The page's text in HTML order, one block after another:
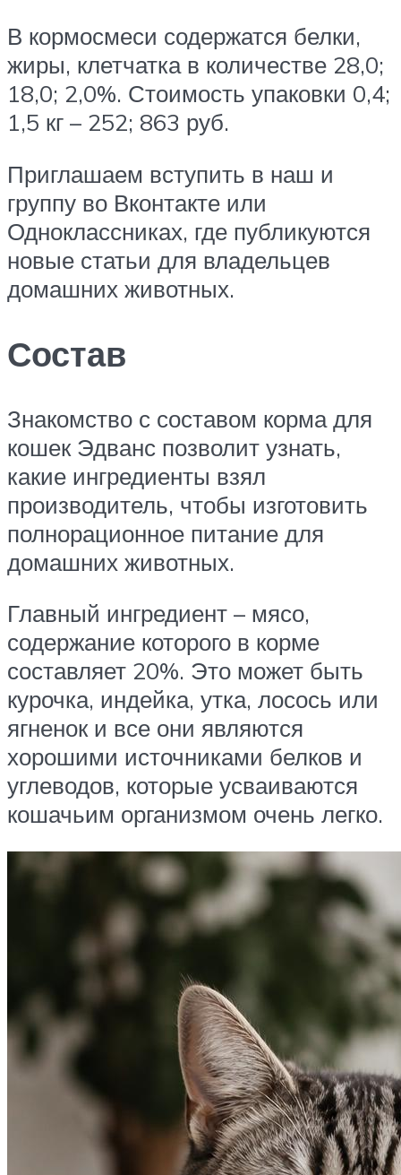
В кормосмеси содержатся белки,
жиры, клетчатка в количестве 28,0;
18,0; 2,0%. Стоимость упаковки 0,4;
1,5 кг – 252; 863 руб.
Приглашаем вступить в наш и
группу во Вконтакте или
Одноклассниках, где публикуются
новые статьи для владельцев
домашних животных.
Состав
Знакомство с составом корма для
кошек Эдванс позволит узнать,
какие ингредиенты взял
производитель, чтобы изготовить
полнорационное питание для
домашних животных.
Главный ингредиент – мясо,
содержание которого в корме
составляет 20%. Это может быть
курочка, индейка, утка, лосось или
ягненок и все они являются
хорошими источниками белков и
углеводов, которые усваиваются
кошачьим организмом очень легко.